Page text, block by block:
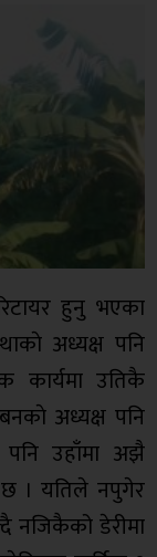
हुनु भएका
अध्यक्ष पनि
कार्यमा उतिकै
अध्यक्ष पनि
उहाँमा अझै
छ । यतिले नपुगेर
नजिकैको डेरीमा